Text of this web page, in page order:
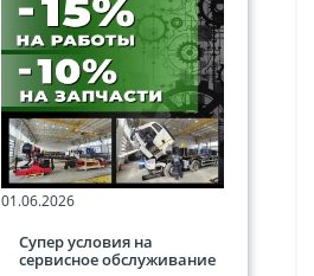
01.06.2026
Супер условия на
сервисное обслуживание